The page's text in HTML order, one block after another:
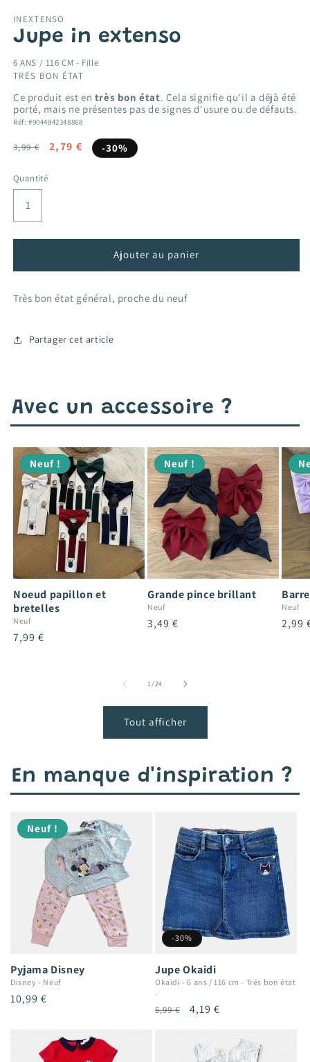
dans
fenêtre
modale
INEXTENSO
Jupe in extenso
6 ANS / 116 CM - Fille
TRÉS BON ÉTAT
Ce produit est en très bon état. Cela signifie qu'il a déjà été
porté, mais ne présentes pas de signes d'usure ou de défauts.
Réf: #9044842348868
Prix
3,99 €
Prix
2,79 € -30%
Quantité
Ajouter au panier
Très bon état général, proche du neuf
Partager cet article
Avec un accessoire ?
Neuf !
Noeud papillon et
bretelles
Neuf
Prix
7,99 €
Neuf !
Grande pince brillant
Neuf
Prix
3,49 €
Neuf
Prix
2,99
1/de
24
Tout afficher
En manque d'inspiration ?
Neuf !
Pyjama Disney
Disney - Neuf
Prix
10,99 €
-30%
Jupe Okaidi
Okaïdi -6 ans / 116 cm - Trés bon état
Prix
5,99 €
Prix
4,19 €